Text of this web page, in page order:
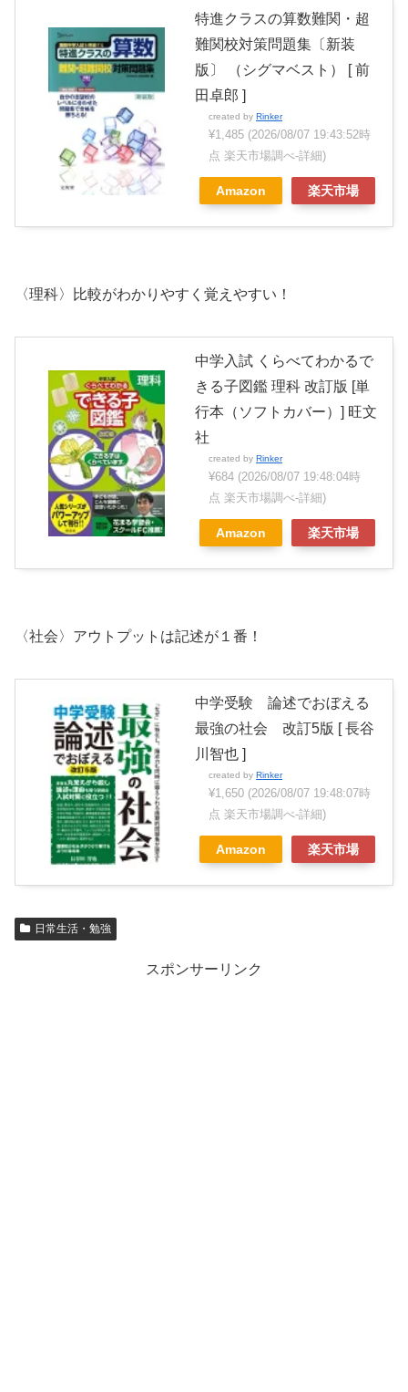
特進クラスの算数難関・超
難関校対策問題集〔新装
版〕 （シグマベスト） [ 前
田卓郎 ]
created by Rinker
¥1,485 (2026/08/07 19:43:52時
点 楽天市場調べ-詳細)
Amazon 楽天市場
〈理科〉比較がわかりやすく覚えやすい！
中学入試 くらべてわかるで
きる子図鑑 理科 改訂版 [単
行本（ソフトカバー）] 旺文
社
created by Rinker
¥684 (2026/08/07 19:48:04時
点 楽天市場調べ-詳細)
Amazon 楽天市場
〈社会〉アウトプットは記述が１番！
中学受験 論述でおぼえる
最強の社会 改訂5版 [ 長谷
川智也 ]
created by Rinker
¥1,650 (2026/08/07 19:48:07時
点 楽天市場調べ-詳細)
Amazon 楽天市場
日常生活・勉強
スポンサーリンク